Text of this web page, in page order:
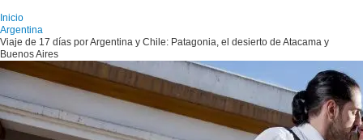
Inicio
Argentina
Viaje de 17 días por Argentina y Chile: Patagonia, el desierto de Atacama y
Buenos Aires